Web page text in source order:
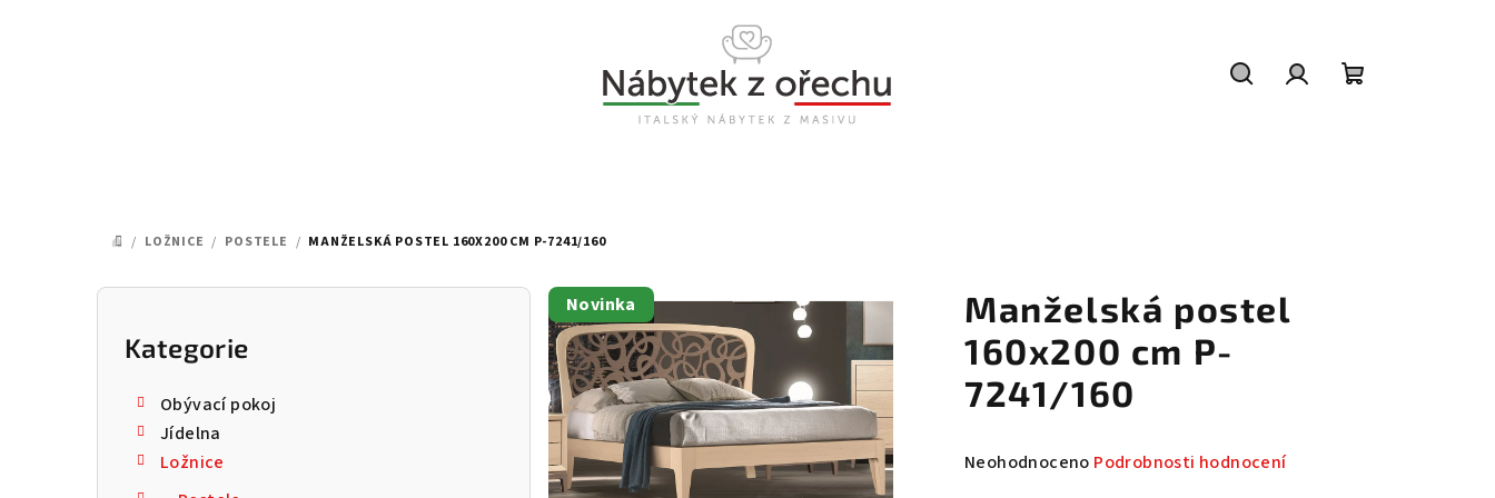
DOMŮ
/ LOŽNICE / POSTELE / MANŽELSKÁ POSTEL 160X200 CM P-7241/160
P
Přeskočit
kategorie
Kategorie
Obývací pokoj
Jídelna
Ložnice
Manželská postel
160x200 cm P-
7241/160
Průměrné
Neohodnoceno Podrobnosti hodnocení
Novinka